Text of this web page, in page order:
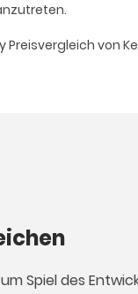
von
Spiel des